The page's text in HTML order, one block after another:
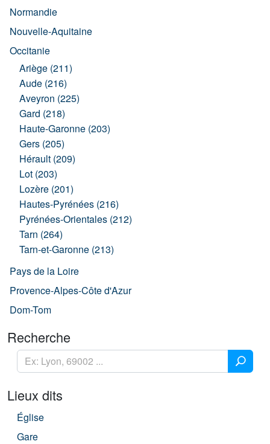
Normandie
Nouvelle-Aquitaine
Occitanie
Ariège (211)
Aude (216)
Aveyron (225)
Gard (218)
Haute-Garonne (203)
Gers (205)
Hérault (209)
Lot (203)
Lozère (201)
Hautes-Pyrénées (216)
Pyrénées-Orientales (212)
Tarn (264)
Tarn-et-Garonne (213)
Pays de la Loire
Provence-Alpes-Côte d'Azur
Dom-Tom
Recherche
Lieux dits
Église
Gare